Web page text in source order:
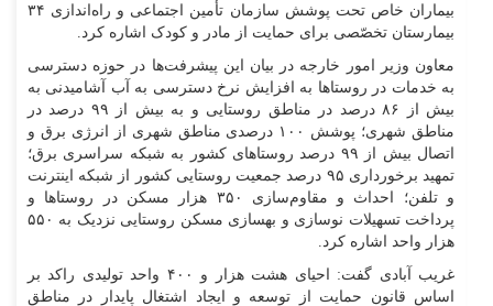
بیماران خاص تحت پوشش سازمان تأمین اجتماعی و راه‌اندازی ۳۴
بیمارستان تخصّصی برای حمایت از مادر و کودک اشاره کرد.
معاون وزیر امور خارجه در بیان این پیشرفت‌ها در حوزه دسترسی
به خدمات در روستا‌ها به افزایش نرخ دسترسی به آب آشامیدنی به
بیش از ۸۶ درصد در مناطق روستایی و به بیش از ۹۹ درصد در
مناطق شهری؛ پوشش ۱۰۰ درصدی مناطق شهری از انرژی برق و
اتصال بیش از ۹۹ درصد روستا‌های کشور به شبکه سراسری برق؛
تمهید برخورداری ۹۵ درصد جمعیت روستایی کشور از شبکه اینترنت
و تلفن؛ احداث و مقاوم‌سازی ۳۵۰ هزار مسکن در روستا‌ها و
پرداخت تسهیلات نوسازی و بهسازی مسکن روستایی نزدیک به ۵۵۰
هزار واحد اشاره کرد.
غریب آبادی گفت: احیای هشت هزار و ۴۰۰ واحد تولیدی راکد بر
اساس قانون حمایت از توسعه و ایجاد اشتغال پایدار در مناطق